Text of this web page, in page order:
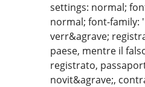
settings: normal;
normal; font-family:
verr&agrave;
paese, mentre il
registrato,
novit&agrave;,